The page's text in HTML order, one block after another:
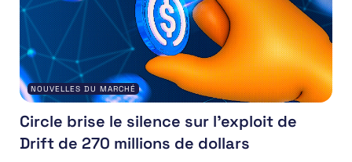
NOUVELLES DU MARCHÉ
Circle brise le silence sur l’exploit de
Drift de 270 millions de dollars